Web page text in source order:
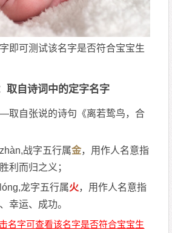
即可测试该名字是否符合宝宝生
取自诗词中的定字名字
自张说的诗句《离若鸷鸟，合
战字五行属金，用作人名意指
利而归之义；
龙字五行属火，用作人名意指
幸运、成功。